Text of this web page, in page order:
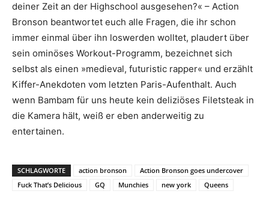
deiner Zeit an der Highschool ausgesehen?« – Action
Bronson beantwortet euch alle Fragen, die ihr schon
immer einmal über ihn loswerden wolltet, plaudert über
sein ominöses Workout-Programm, bezeichnet sich
selbst als einen »medieval, futuristic rapper« und erzählt
Kiffer-Anekdoten vom letzten Paris-Aufenthalt. Auch
wenn Bambam für uns heute kein deliziöses Filetsteak in
die Kamera hält, weiß er eben anderweitig zu
entertainen.
SCHLAGWORTE action bronson
Action Bronson goes undercover
Fuck That’s Delicious
GQ Munchies new york Queens